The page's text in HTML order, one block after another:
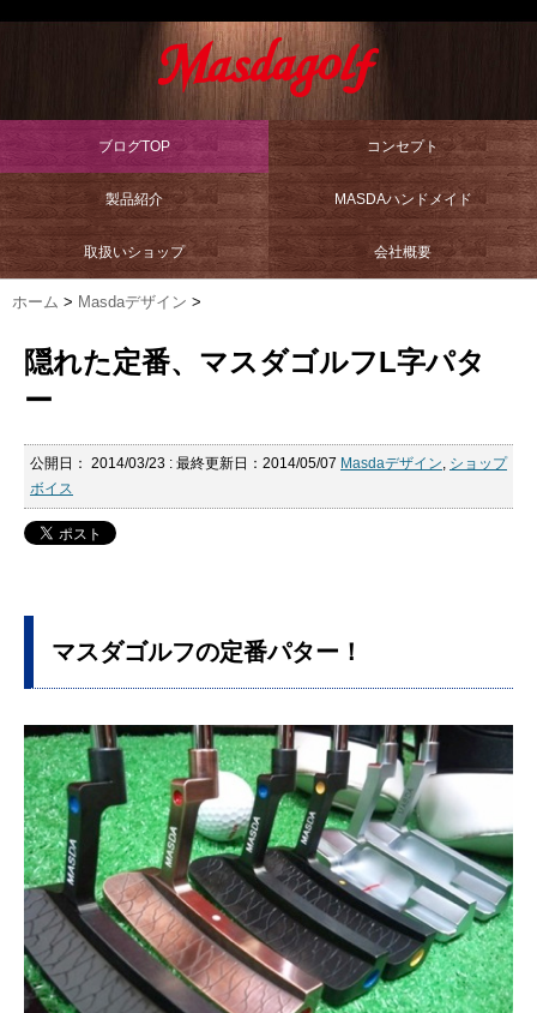
ブログTOP コンセプト
製品紹介 MASDAハンドメイド
取扱いショップ 会社概要
ホーム > Masdaデザイン >
隠れた定番、マスダゴルフL字パタ
ー
公開日： 2014/03/23 : 最終更新日：2014/05/07 Masdaデザイン, ショップ
ボイス
マスダゴルフの定番パター！